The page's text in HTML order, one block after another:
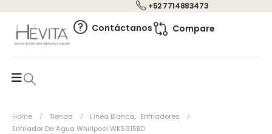
+52 7714883473
Contáctanos Compare
Home Tienda Línea Blanca, Enfriadores
Enfriador De Agua Whirlpool WK5915BD